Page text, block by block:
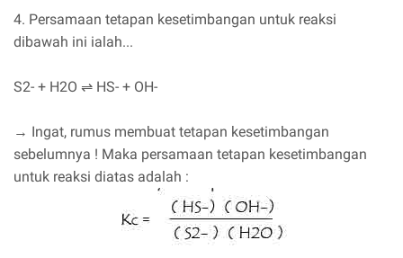
4. Persamaan tetapan kesetimbangan untuk reaksi
dibawah ini ialah...
S2- + H2O ⇌ HS- + OH-
→ Ingat, rumus membuat tetapan kesetimbangan
sebelumnya ! Maka persamaan tetapan kesetimbangan
untuk reaksi diatas adalah :